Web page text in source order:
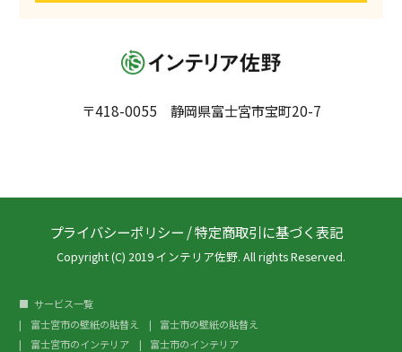
〒418-0055 静岡県富士宮市宝町20-7
プライバシーポリシー /特定商取引に基づく表記
Copyright (C) 2019 インテリア佐野. All rights Reserved.
サービス一覧
富士宮市の壁紙の貼替え
富士市の壁紙の貼替え
富士宮市のインテリア
富士市のインテリア